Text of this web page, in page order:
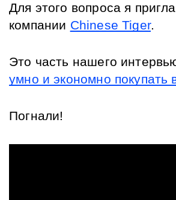
Для этого вопроса я
компании Chinese Tiger.
Это часть нашего
умно и экономно покупать
Погнали!